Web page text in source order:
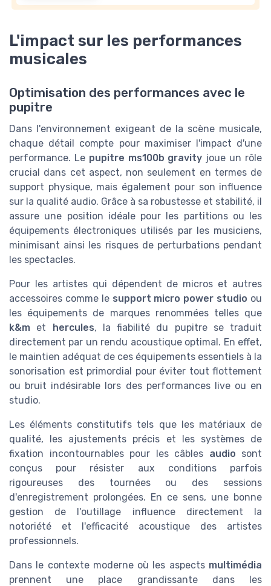
L'impact sur les performances
musicales
Optimisation des performances avec le
pupitre
Dans l'environnement exigeant de la scène musicale,
chaque détail compte pour maximiser l'impact d'une
performance. Le pupitre ms100b gravity joue un rôle
crucial dans cet aspect, non seulement en termes de
support physique, mais également pour son influence
sur la qualité audio. Grâce à sa robustesse et stabilité, il
assure une position idéale pour les partitions ou les
équipements électroniques utilisés par les musiciens,
minimisant ainsi les risques de perturbations pendant
les spectacles.
Pour les artistes qui dépendent de micros et autres
accessoires comme le support micro power studio ou
les équipements de marques renommées telles que
k&m et hercules, la fiabilité du pupitre se traduit
directement par un rendu acoustique optimal. En effet,
le maintien adéquat de ces équipements essentiels à la
sonorisation est primordial pour éviter tout flottement
ou bruit indésirable lors des performances live ou en
studio.
Les éléments constitutifs tels que les matériaux de
qualité, les ajustements précis et les systèmes de
fixation incontournables pour les câbles audio sont
conçus pour résister aux conditions parfois
rigoureuses des tournées ou des sessions
d'enregistrement prolongées. En ce sens, une bonne
gestion de l'outillage influence directement la
notoriété et l'efficacité acoustique des artistes
professionnels.
Dans le contexte moderne où les aspects multimédia
prennent une place grandissante dans les